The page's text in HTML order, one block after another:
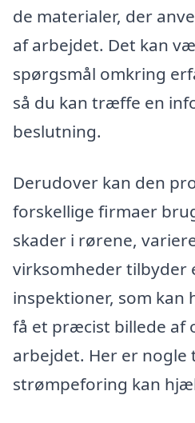
de materialer, der
af arbejdet. Det kan
spørgsmål omkring
så du kan træffe en
beslutning.
Derudover kan den
forskellige firmaer
skader i rørene,
virksomheder tilbyder
inspektioner, som kan
få et præcist billede af
arbejdet. Her er nogle
strømpeforing kan